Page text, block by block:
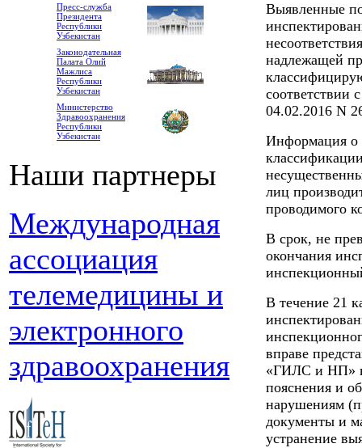
Пресс-служба
Президента
Республики
Узбекистан
Законодательная
Палата Олий
Мажлиса
Республики
Узбекистан
Министерство
Здравоохранения
Республики
Узбекистан
Наши партнеры
Международная
ассоциация
телемедицины и
электронного
здравоохранения
Выявленные по
надлежащей
соответствии
04.02.2016 N
Информация о
лиц
проводимого
В срок, не
окончания
В течение 21
вправе
«ГИЛС и НП»
пояснения и
нарушениям
документы и
устранение